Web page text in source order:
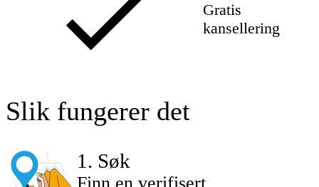
Gratis
kansellering
Slik fungerer det
1 . Søk